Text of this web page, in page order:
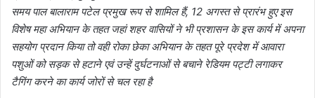
समय पाल बालाराम पटेल प्रमुख रूप से शामिल हैं, 12 अगस्त से प्रारंभ हुए इस
विशेष महा अभियान के तहत जहां शहर वासियों ने भी प्रशासन के इस कार्य में अपना
सहयोग प्रदान किया तो वही रोका छेका अभियान के तहत पूरे प्रदेश में आवारा
पशुओं को सड़क से हटाने एवं उन्हें दुर्घटनाओं से बचाने रेडियम पट्टी लगाकर
टैगिंग करने का कार्य जोरों से चल रहा है